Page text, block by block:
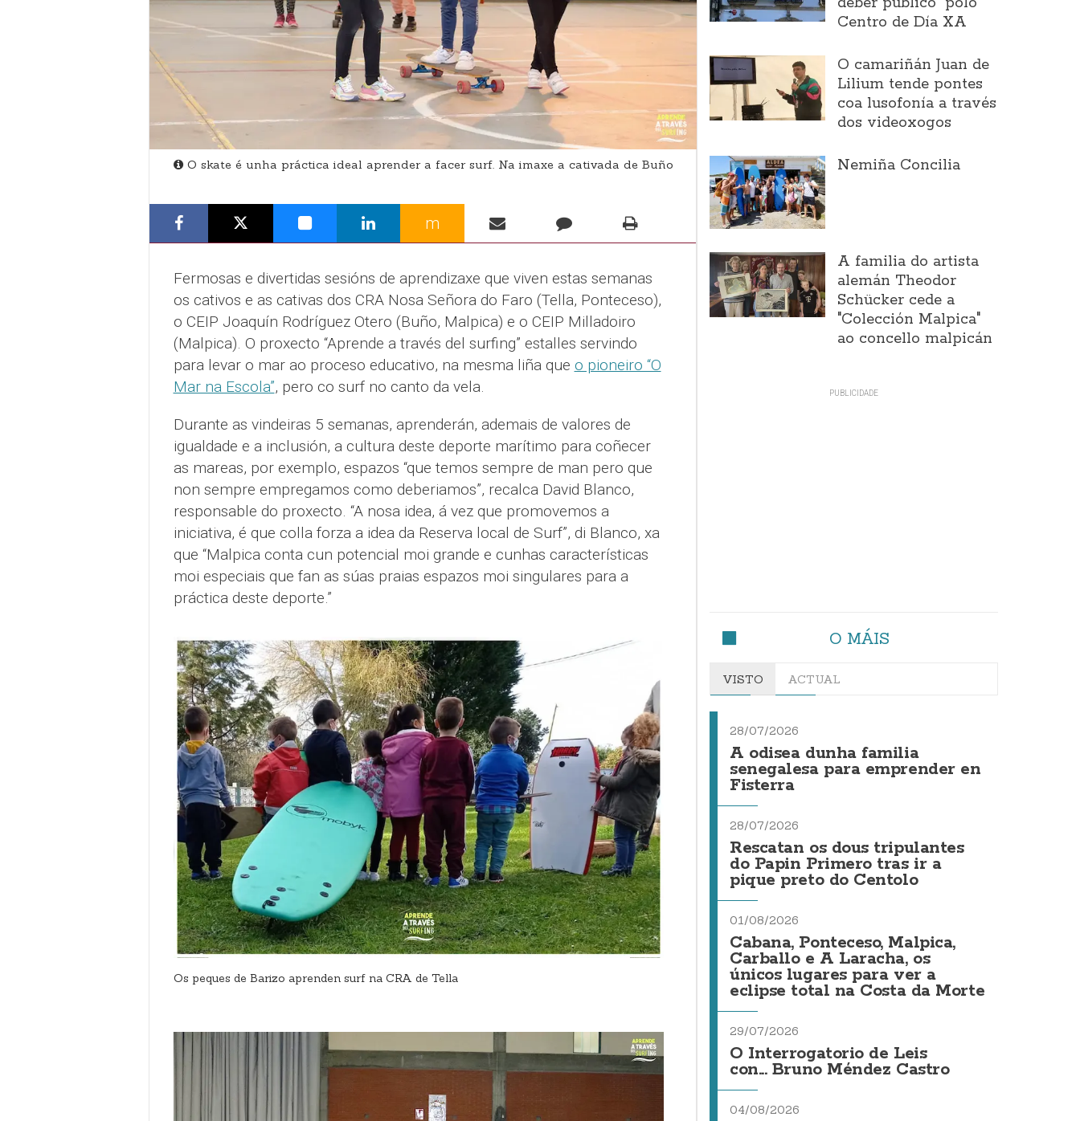
O skate é unha práctica ideal aprender a facer surf. Na imaxe a cativada de Buño
m
Fermosas e divertidas sesións de aprendizaxe que viven estas semanas
os cativos e as cativas dos CRA Nosa Señora do Faro (Tella, Ponteceso),
o CEIP Joaquín Rodríguez Otero (Buño, Malpica) e o CEIP Milladoiro
(Malpica). O proxecto “Aprende a través del surfing” estalles servindo
para levar o mar ao proceso educativo, na mesma liña que o pioneiro “O
Mar na Escola”, pero co surf no canto da vela.
Durante as vindeiras 5 semanas, aprenderán, ademais de valores de
igualdade e a inclusión, a cultura deste deporte marítimo para coñecer
as mareas, por exemplo, espazos “que temos sempre de man pero que
non sempre empregamos como deberiamos”, recalca David Blanco,
responsable do proxecto. “A nosa idea, á vez que promovemos a
iniciativa, é que colla forza a idea da Reserva local de Surf”, di Blanco, xa
que “Malpica conta cun potencial moi grande e cunhas características
moi especiais que fan as súas praias espazos moi singulares para a
práctica deste deporte.”
Os peques de Barizo aprenden surf na CRA de Tella
Centro de Día XA
O camariñán Juan de
Lilium tende pontes
coa lusofonía a través
dos videoxogos
Nemiña Concilia
A familia do artista
alemán Theodor
Schücker cede a
"Colección Malpica"
ao concello malpicán
O MÁIS
VISTO ACTUAL
28/07/2026
A odisea dunha familia
senegalesa para emprender en
Fisterra
28/07/2026
Rescatan os dous tripulantes
do Papin Primero tras ir a
pique preto do Centolo
01/08/2026
Cabana, Ponteceso, Malpica,
Carballo e A Laracha, os
únicos lugares para ver a
eclipse total na Costa da Morte
29/07/2026
O Interrogatorio de Leis
con... Bruno Méndez Castro
04/08/2026